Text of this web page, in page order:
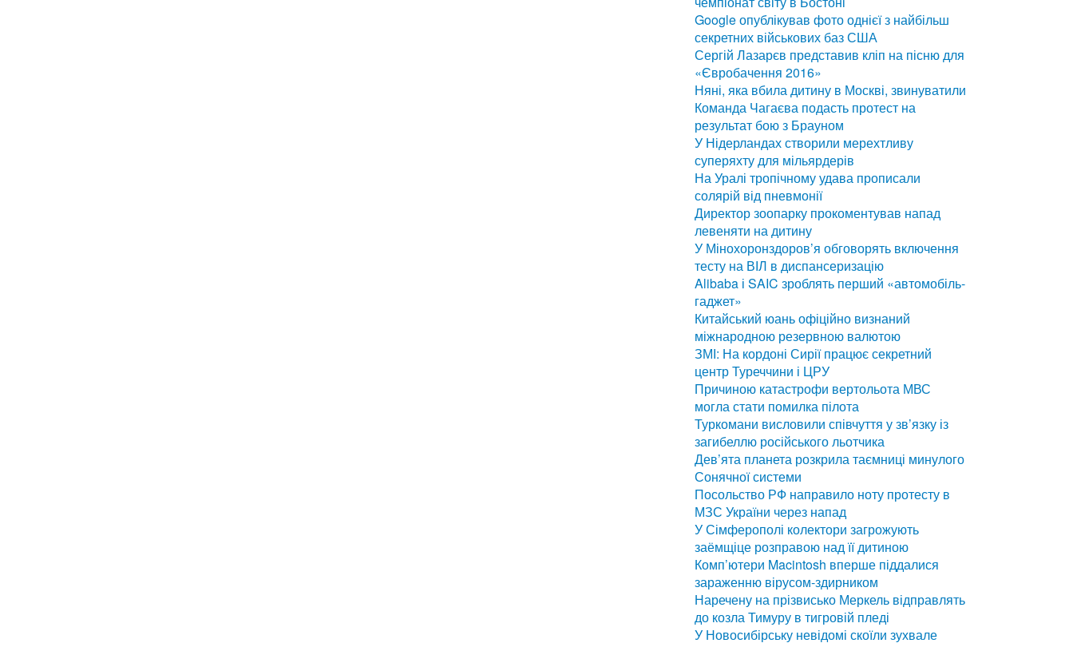
Google опублікував фото однієї з найбільш
секретних військових баз США
Сергій Лазарєв представив кліп на пісню для
«Євробачення 2016»
Няні, яка вбила дитину в Москві, звинуватили
Команда Чагаєва подасть протест на
результат бою з Брауном
У Нідерландах створили мерехтливу
суперяхту для мільярдерів
На Уралі тропічному удава прописали
солярій від пневмонії
Директор зоопарку прокоментував напад
левеняти на дитину
У Мінохоронздоров’я обговорять включення
тесту на ВІЛ в диспансеризацію
Alibaba і SAIC зроблять перший «автомобіль-
гаджет»
Китайський юань офіційно визнаний
міжнародною резервною валютою
ЗМІ: На кордоні Сирії працює секретний
центр Туреччини і ЦРУ
Причиною катастрофи вертольота МВС
могла стати помилка пілота
Туркомани висловили співчуття у зв’язку із
загибеллю російського льотчика
Дев’ята планета розкрила таємниці минулого
Сонячної системи
Посольство РФ направило ноту протесту в
МЗС України через напад
У Сімферополі колектори загрожують
заёмщіце розправою над її дитиною
Комп’ютери Macintosh вперше піддалися
зараженню вірусом-здирником
Наречену на прізвисько Меркель відправлять
до козла Тимуру в тигровій пледі
У Новосибірську невідомі скоїли зухвале